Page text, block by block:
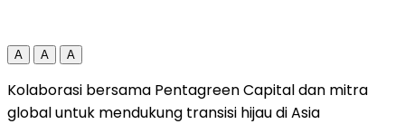
A A A
Kolaborasi bersama Pentagreen Capital dan mitra
global untuk mendukung transisi hijau di Asia